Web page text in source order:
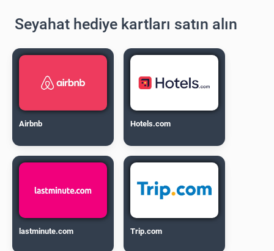
Seyahat hediye kartları satın alın
Airbnb Hotels.com
lastminute.com Trip.com